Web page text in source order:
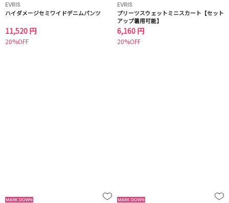
EVRIS
ハイダメージセミワイドデニムパンツ
11,520 円
20%OFF
EVRIS
プリーツスウェットミニスカート【セット
アップ着用可能】
6,160 円
20%OFF